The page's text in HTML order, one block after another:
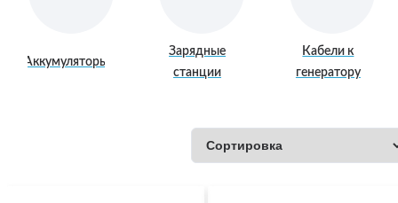
Аккумуляторы
Зарядные
станции
Кабели к
генератору